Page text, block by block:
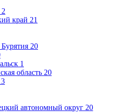
2
край 21
20
1
область 20
автономный округ 20